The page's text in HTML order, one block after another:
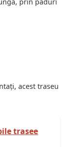
acest traseu
trasee